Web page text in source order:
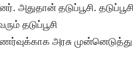
அதுதான் தடுப்பூசி.
தடுப்பூசி
அரசு முன்னெடுத்து